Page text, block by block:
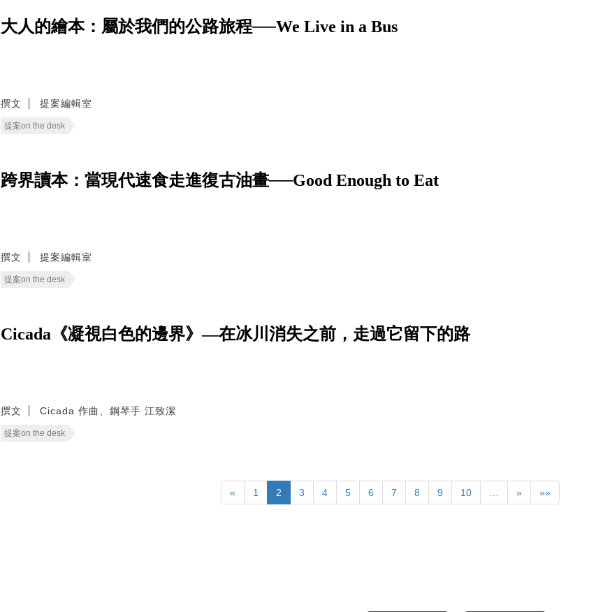
大人的繪本：屬於我們的公路旅程──We Live in a Bus
撰文 提案編輯室
提案on the desk
跨界讀本：當現代速食走進復古油畫──Good Enough to Eat
撰文 提案編輯室
提案on the desk
Cicada《凝視白色的邊界》—在冰川消失之前，走過它留下的路
撰文 Cicada 作曲、鋼琴手 江致潔
提案on the desk
« 1 2 3 4 5 6 7 8 9 10 … » »»